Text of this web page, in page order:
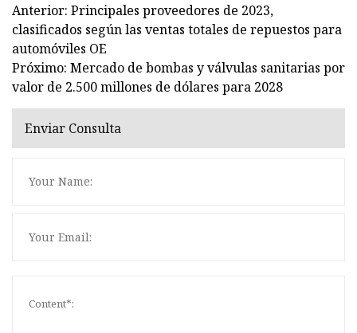
Anterior: Principales proveedores de 2023,
clasificados según las ventas totales de repuestos para
automóviles OE
Próximo: Mercado de bombas y válvulas sanitarias por
valor de 2.500 millones de dólares para 2028
Enviar Consulta